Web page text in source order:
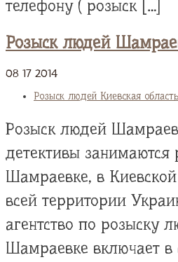
телефону ( розыск […]
Розыск людей
08 17 2014
Розыск людей Киевская область
Розыск людей
детективы
Шамраевке, в
всей территории
агентство по розыску
Шамраевке включает в